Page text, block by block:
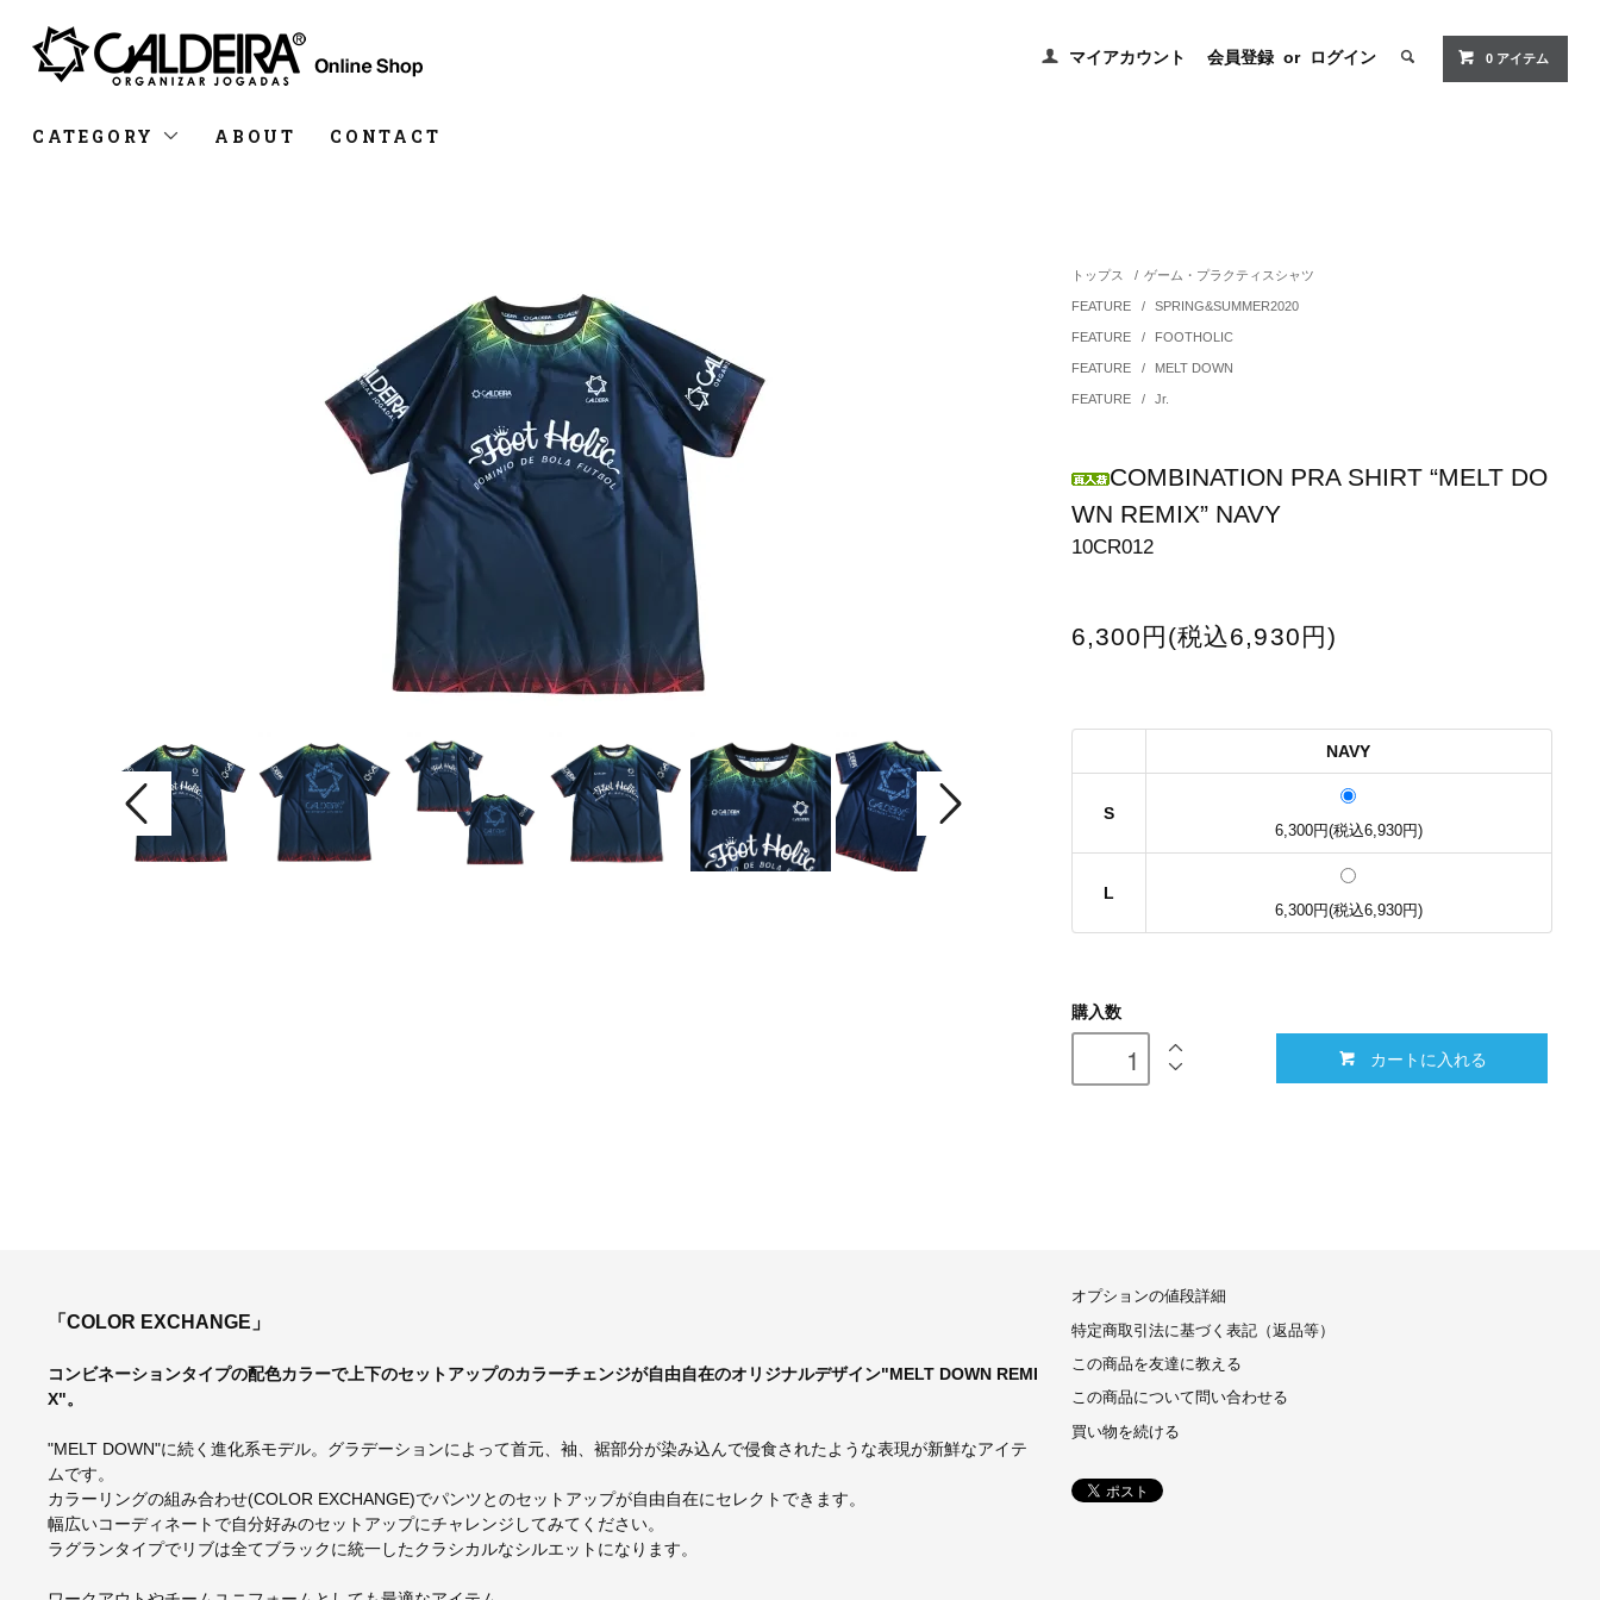
マイアカウント 会員登録 or ログイン 0 アイテム
CATEGORY ABOUT CONTACT
トップス / ゲーム・プラクティスシャツ
FEATURE / SPRING&SUMMER2020
FEATURE / FOOTHOLIC
FEATURE / MELT DOWN
FEATURE / Jr.
COMBINATION PRA SHIRT “MELT DO
WN REMIX” NAVY
10CR012
6,300円(税込6,930円)
NAVY
S
6,300円(税込6,930円)
L
6,300円(税込6,930円)
購入数
カートに入れる
「COLOR EXCHANGE」
コンビネーションタイプの配色カラーで上下のセットアップのカラーチェンジが自由自在のオリジナルデザイン"MELT DOWN REMI
X"。
"MELT DOWN"に続く進化系モデル。グラデーションによって首元、袖、裾部分が染み込んで侵食されたような表現が新鮮なアイテ
ムです。
カラーリングの組み合わせ(COLOR EXCHANGE)でパンツとのセットアップが自由自在にセレクトできます。
幅広いコーディネートで自分好みのセットアップにチャレンジしてみてください。
ラグランタイプでリブは全てブラックに統一したクラシカルなシルエットになります。
オプションの値段詳細
特定商取引法に基づく表記（返品等）
この商品を友達に教える
この商品について問い合わせる
買い物を続ける